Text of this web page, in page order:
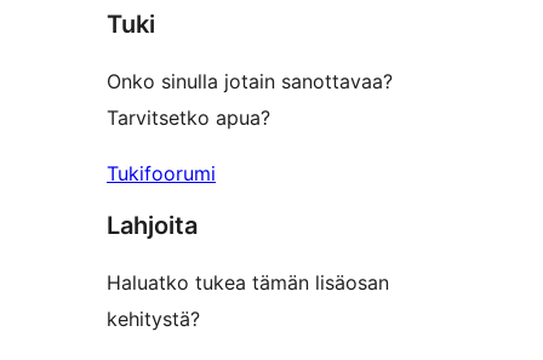
reviews
Tuki
Onko sinulla jotain sanottavaa?
Tarvitsetko apua?
Tukifoorumi
Lahjoita
Haluatko tukea tämän lisäosan
kehitystä?